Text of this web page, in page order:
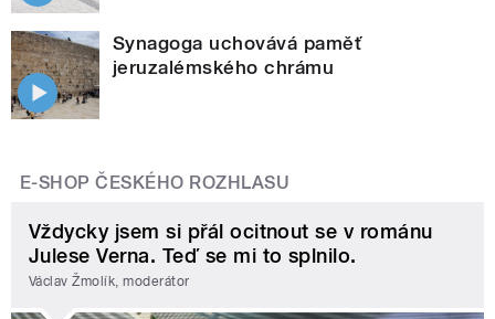
Synagoga uchovává paměť
jeruzalémského chrámu
E-SHOP ČESKÉHO ROZHLASU
Vždycky jsem si přál ocitnout se v románu
Julese Verna. Teď se mi to splnilo.
Václav Žmolík, moderátor